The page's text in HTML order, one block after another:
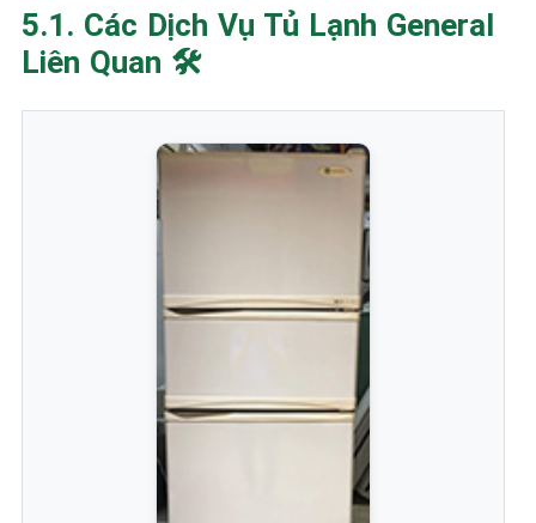
5.1. Các Dịch Vụ Tủ Lạnh General
Liên Quan 🛠️